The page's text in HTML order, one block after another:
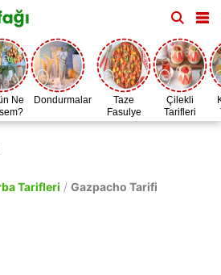
Ne
Dondurmalar
Taze
Fasulye
Zamanı
Çilekli
Tarifleri
Tarifleri / Gazpacho Tarifi